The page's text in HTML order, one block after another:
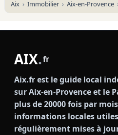
Aix Immobilier Aix-en-Provence
AIX.fr
Aix.fr est le guide local
sur Aix-en-Provence et le
plus de 20000 fois par
informations locales
régulièrement mises à